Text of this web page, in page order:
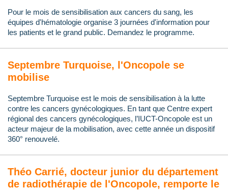
Pour le mois de sensibilisation aux cancers du sang, les
équipes d'hématologie organise 3 journées d'information pour
les patients et le grand public. Demandez le programme.
Septembre Turquoise, l'Oncopole se
mobilise
Septembre Turquoise est le mois de sensibilisation à la lutte
contre les cancers gynécologiques. En tant que Centre expert
régional des cancers gynécologiques, l’IUCT-Oncopole est un
acteur majeur de la mobilisation, avec cette année un dispositif
360° renouvelé.
Théo Carrié, docteur junior du département
de radiothérapie de l'Oncopole, remporte le